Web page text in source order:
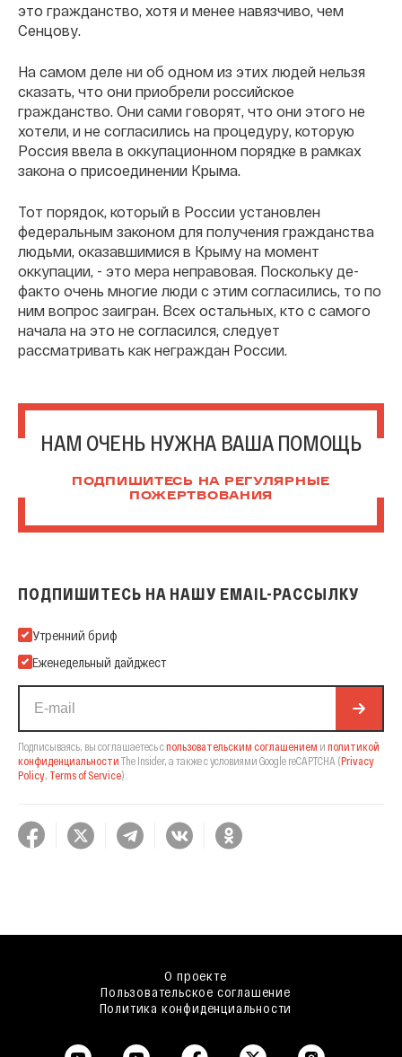
это гражданство, хотя и менее навязчиво, чем
Сенцову.
На самом деле ни об одном из этих людей нельзя
сказать, что они приобрели российское
гражданство. Они сами говорят, что они этого не
хотели, и не согласились на процедуру, которую
Россия ввела в оккупационном порядке в рамках
закона о присоединении Крыма.
Тот порядок, который в России установлен
федеральным законом для получения гражданства
людьми, оказавшимися в Крыму на момент
оккупации, - это мера неправовая. Поскольку де-
факто очень многие люди с этим согласились, то по
ним вопрос заигран. Всех остальных, кто с самого
начала на это не согласился, следует
рассматривать как неграждан России.
НАМ ОЧЕНЬ НУЖНА ВАША ПОМОЩЬ
ПОДПИШИТЕСЬ НА РЕГУЛЯРНЫЕ
ПОЖЕРТВОВАНИЯ
ПОДПИШИТЕСЬ НА НАШУ EMAIL-РАССЫЛКУ
Подпишитесь на нашу Email-рассылку
Утренний бриф
Еженедельный дайджест
Подписываясь, вы соглашаетесь спользовательским соглашением и политикой
конфиденциальности The Insider, а также с условиями Google reCAPTCHA (Privacy
Policy, Terms of Service).
О проекте
Пользовательское соглашение
Политика конфиденциальности